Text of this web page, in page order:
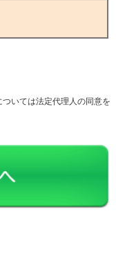
いては法定代理人の同意を